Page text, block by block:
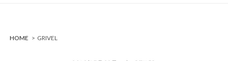
HOME > GRIVEL